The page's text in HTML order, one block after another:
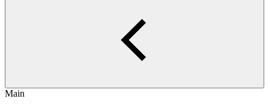
Main